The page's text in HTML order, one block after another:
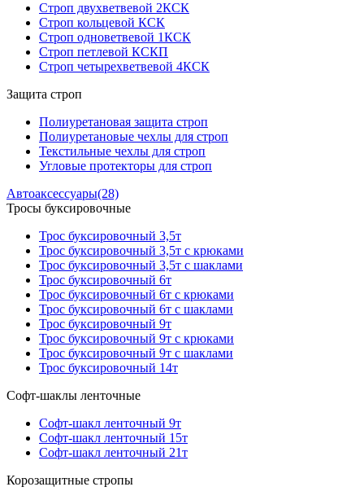
Строп двухветвевой 2КСК
Строп кольцевой КСК
Строп одноветвевой 1КСК
Строп петлевой КСКП
Строп четырехветвевой 4КСК
Защита строп
Полиуретановая защита строп
Полиуретановые чехлы для строп
Текстильные чехлы для строп
Угловые протекторы для строп
Автоаксессуары(28)
Тросы буксировочные
Трос буксировочный 3,5т
Трос буксировочный 3,5т с крюками
Трос буксировочный 3,5т с шаклами
Трос буксировочный 6т
Трос буксировочный 6т с крюками
Трос буксировочный 6т с шаклами
Трос буксировочный 9т
Трос буксировочный 9т с крюками
Трос буксировочный 9т с шаклами
Трос буксировочный 14т
Софт-шаклы ленточные
Софт-шакл ленточный 9т
Софт-шакл ленточный 15т
Софт-шакл ленточный 21т
Корозащитные стропы